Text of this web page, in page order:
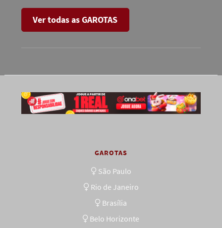
Ver todas as GAROTAS
GAROTAS
São Paulo
Rio de Janeiro
Brasília
Belo Horizonte